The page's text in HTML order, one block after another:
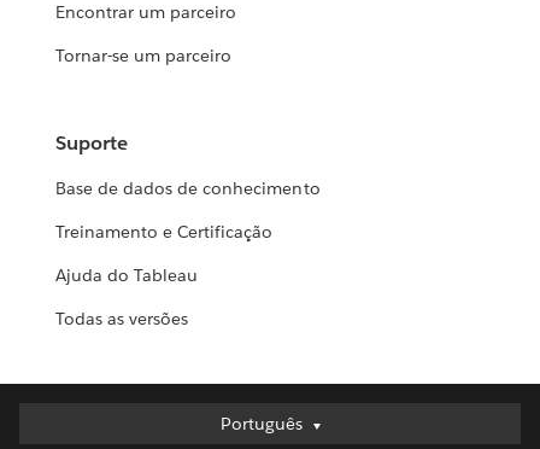
Encontrar um parceiro
Tornar-se um parceiro
Suporte
Base de dados de conhecimento
Treinamento e Certificação
Ajuda do Tableau
Todas as versões
Português
Português